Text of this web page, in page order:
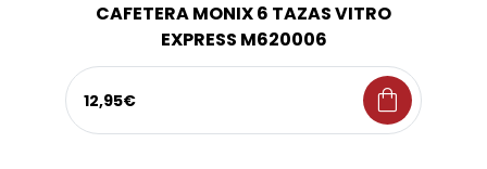
CAFETERA MONIX 6 TAZAS VITRO
EXPRESS M620006
12,95€ shopping_bag